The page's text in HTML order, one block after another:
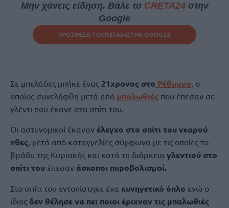
Μην χάνεις είδηση. Βάλε το CRETA24στην
Google
ΠΡΟΣΘΕΣΕ ΤΟCRETA24ΣΤΗΝ GOOGLE
Σε μπελάδες μπήκε ένας 21χρονος στο Ρέθυμνο, ο
οποίος συνελήφθη μετά από μπαλωθιές που έπεσαν σε
γλέντι που έκανε στο σπίτι του.
Οι αστυνομικοί έκαναν έλεγχο στο σπίτι του νεαρού
χθες, μετά από καταγγελίες σύμφωνα με τις οποίες το
βράδυ της Κυριακής και κατά τη διάρκεια γλεντιού στο
σπίτι του έπεσαν άσκοποι πυροβολισμοί.
Στο σπίτι του εντοπίστηκε ένα κυνηγετικό όπλο ενώ ο
ίδιος δεν θέλησε να πει ποιοι έριχναν τις μπαλωθιές